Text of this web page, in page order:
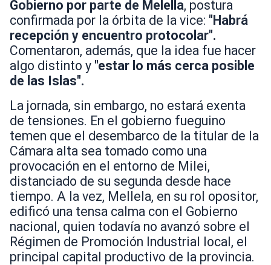
Gobierno por parte de Melella, postura
confirmada por la órbita de la vice: "Habrá
recepción y encuentro protocolar".
Comentaron, además, que la idea fue hacer
algo distinto y "estar lo más cerca posible
de las Islas".
La jornada, sin embargo, no estará exenta
de tensiones. En el gobierno fueguino
temen que el desembarco de la titular de la
Cámara alta sea tomado como una
provocación en el entorno de Milei,
distanciado de su segunda desde hace
tiempo. A la vez, Mellela, en su rol opositor,
edificó una tensa calma con el Gobierno
nacional, quien todavía no avanzó sobre el
Régimen de Promoción Industrial local, el
principal capital productivo de la provincia.